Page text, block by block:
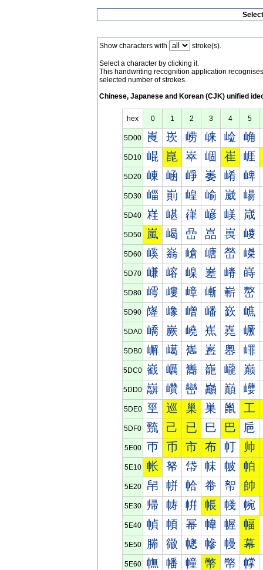
Show characters with stroke(s).
Select a character by clicking it.
This handwriting recognition application
selected number of strokes.
Chinese, Japanese and Korean (CJK) unified
hex 0 1 2 3 4 5
5D00 崀 崁 崂 崃 崄 崅
5D10 崐 崑 崒 崓 崔 崕
5D20 崠 崡 崢 崣 崤 崥
5D30 崰 崱 崲 崳 崴 崵
5D40 嵀 嵁 嵂 嵃 嵄 嵅
5D50 嵐 嵑 嵒 嵓 嵔 嵕
5D60 嵠 嵡 嵢 嵣 嵤 嵥
5D70 嵰 嵱 嵲 嵳 嵴 嵵
5D80 嶀 嶁 嶂 嶃 嶄 嶅
5D90 嶐 嶑 嶒 嶓 嶔 嶕
5DA0 嶠 嶡 嶢 嶣 嶤 嶥
5DB0 嶰 嶱 嶲 嶳 嶴 嶵
5DC0 巀 巁 巂 巃 巄 巅
5DD0 巐 巑 巒 巓 巔 巕
5DE0 巠 巡 巢 巣 巤 工
5DF0 巰 己 已 巳 巴 巵
5E00 帀 币 市 布 帄 帅
5E10 帐 帑 帒 帓 帔 帕
5E20 帠 帡 帢 帣 帤 帥
5E30 帰 帱 帲 帳 帴 帵
5E40 幀 幁 幂 幃 幄 幅
5E50 幐 幑 幒 幓 幔 幕
5E60 幠 幡 幢 幣 幤 幥